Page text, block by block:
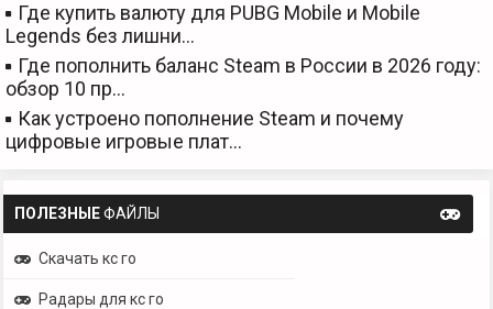
Где купить валюту для PUBG Mobile и Mobile
Legends без лишни…
Где пополнить баланс Steam в России в 2026 году:
обзор 10 пр…
Как устроено пополнение Steam и почему
цифровые игровые плат…
ПОЛЕЗНЫЕФАЙЛЫ
Скачать кс го
Радары для кс го